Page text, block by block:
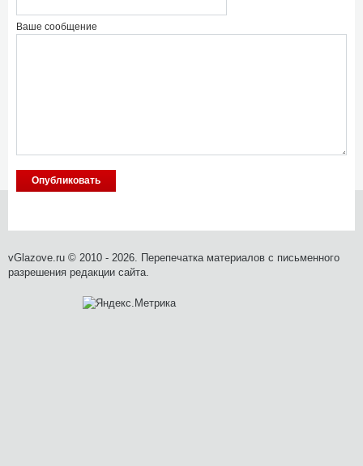
Ваше сообщение
vGlazove.ru © 2010 - 2026. Перепечатка материалов с письменного
разрешения редакции сайта.